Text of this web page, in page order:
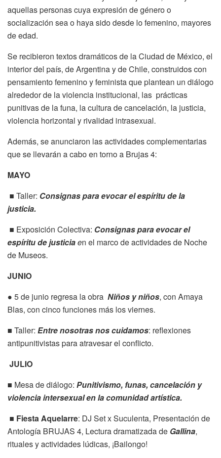
aquellas personas cuya expresión de género o
socialización sea o haya sido desde lo femenino, mayores
de edad.
Se recibieron textos dramáticos de la Ciudad de México, el
interior del país, de Argentina y de Chile, construidos con
pensamiento femenino y feminista que plantean un diálogo
alrededor de la violencia institucional, las prácticas
punitivas de la funa, la cultura de cancelación, la justicia,
violencia horizontal y rivalidad intrasexual.
Además, se anunciaron las actividades complementarias
que se llevarán a cabo en torno a Brujas 4:
MAYO
■ Taller: Consignas para evocar el espíritu de la
justicia.
■ Exposición Colectiva: Consignas para evocar el
espíritu de justiciaen el marco de actividades de Noche
de Museos.
JUNIO
● 5 de junio regresa la obra Niños y niños, con Amaya
Blas, con cinco funciones más los viernes.
■ Taller: Entre nosotras nos cuidamos: reflexiones
antipunitivistas para atravesar el conflicto.
JULIO
■ Mesa de diálogo: Punitivismo, funas, cancelación y
violencia intersexual en la comunidad artística.
■ Fiesta Aquelarre: DJ Set x Suculenta, Presentación de
Antología BRUJAS 4, Lectura dramatizada de Gallina,
rituales y actividades lúdicas, ¡Bailongo!